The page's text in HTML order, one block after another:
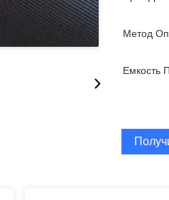
Метод
Емкость